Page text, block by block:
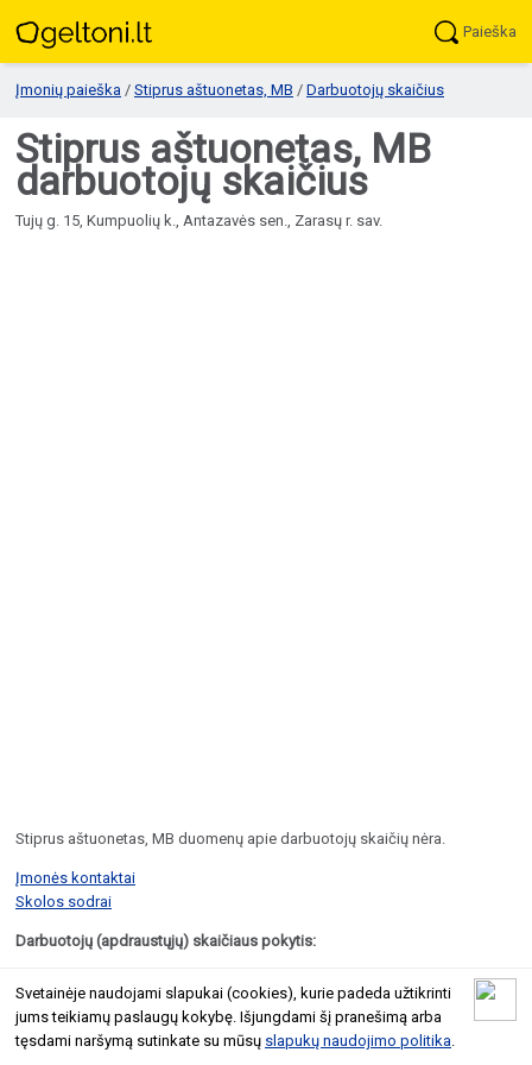
Svetainėje naudojami slapukai (cookies), kurie padeda užtikrinti
jums teikiamų paslaugų kokybę. Išjungdami šį pranešimą arba
tęsdami naršymą sutinkate su mūsų slapukų naudojimo politika
Paieška
Įmonių paieška / Stiprus aštuonetas, MB / Darbuotojų skaičius
Stiprus aštuonetas, MB
darbuotojų skaičius
Tujų g. 15, Kumpuolių k., Antazavės sen., Zarasų r. sav.
Stiprus aštuonetas, MB duomenų apie darbuotojų skaičių nėra.
Įmonės kontaktai
Skolos sodrai
Darbuotojų (apdraustųjų) skaičiaus pokytis:
© 2026 Geltoni.lt
Taisyklės Atnaujinti įmonės informaciją